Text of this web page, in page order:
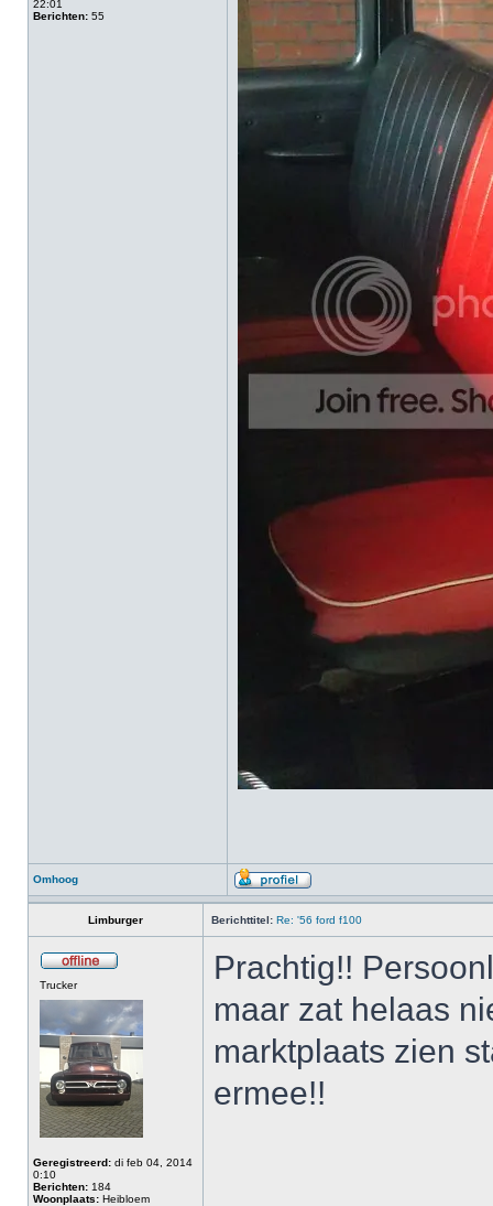
22:01
Berichten: 55
Omhoog
Limburger Berichttitel: Re: '56 ford f100
Trucker
Geregistreerd: di feb 04, 2014
0:10
Berichten: 184
Woonplaats: Heibloem
Prachtig!!
maar zat helaas
marktplaats zien
ermee!!